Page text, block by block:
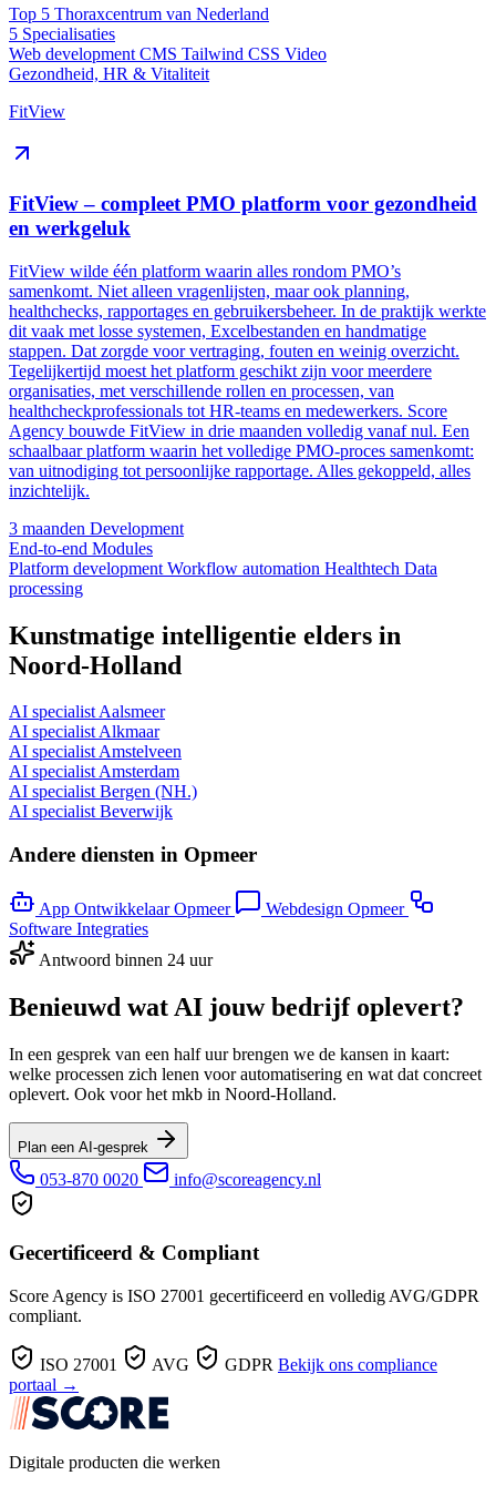
Top 5 Thoraxcentrum van Nederland
5 Specialisaties
Web development CMS Tailwind CSS Video
Gezondheid, HR & Vitaliteit
FitView
FitView – compleet PMO platform voor gezondheid
en werkgeluk
FitView wilde één platform waarin alles rondom PMO’s
samenkomt. Niet alleen vragenlijsten, maar ook planning,
healthchecks, rapportages en gebruikersbeheer. In de praktijk werkte
dit vaak met losse systemen, Excelbestanden en handmatige
stappen. Dat zorgde voor vertraging, fouten en weinig overzicht.
Tegelijkertijd moest het platform geschikt zijn voor meerdere
organisaties, met verschillende rollen en processen, van
healthcheckprofessionals tot HR-teams en medewerkers. Score
Agency bouwde FitView in drie maanden volledig vanaf nul. Een
schaalbaar platform waarin het volledige PMO-proces samenkomt:
van uitnodiging tot persoonlijke rapportage. Alles gekoppeld, alles
inzichtelijk.
3 maanden Development
End-to-end Modules
Platform development Workflow automation Healthtech Data
processing
Kunstmatige intelligentie elders in
Noord-Holland
AI specialist Aalsmeer
AI specialist Alkmaar
AI specialist Amstelveen
AI specialist Amsterdam
AI specialist Bergen (NH.)
AI specialist Beverwijk
Andere diensten in Opmeer
App Ontwikkelaar Opmeer
Webdesign Opmeer
Software Integraties
Antwoord binnen 24 uur
Benieuwd wat AI jouw bedrijf oplevert?
In een gesprek van een half uur brengen we de kansen in kaart:
welke processen zich lenen voor automatisering en wat dat concreet
oplevert. Ook voor het mkb in Noord-Holland.
Plan een AI-gesprek
053-870 0020 info@scoreagency.nl
Gecertificeerd & Compliant
Score Agency is ISO 27001 gecertificeerd en volledig AVG/GDPR
compliant.
ISO 27001 AVG GDPR Bekijk ons compliance
portaal →
Digitale producten die werken